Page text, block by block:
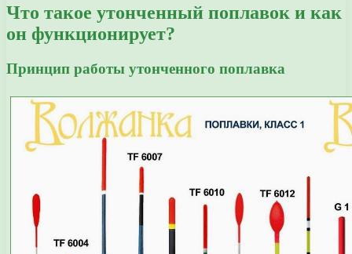
Что такое утонченный поплавок и как
он функционирует?
Принцип работы утонченного поплавка